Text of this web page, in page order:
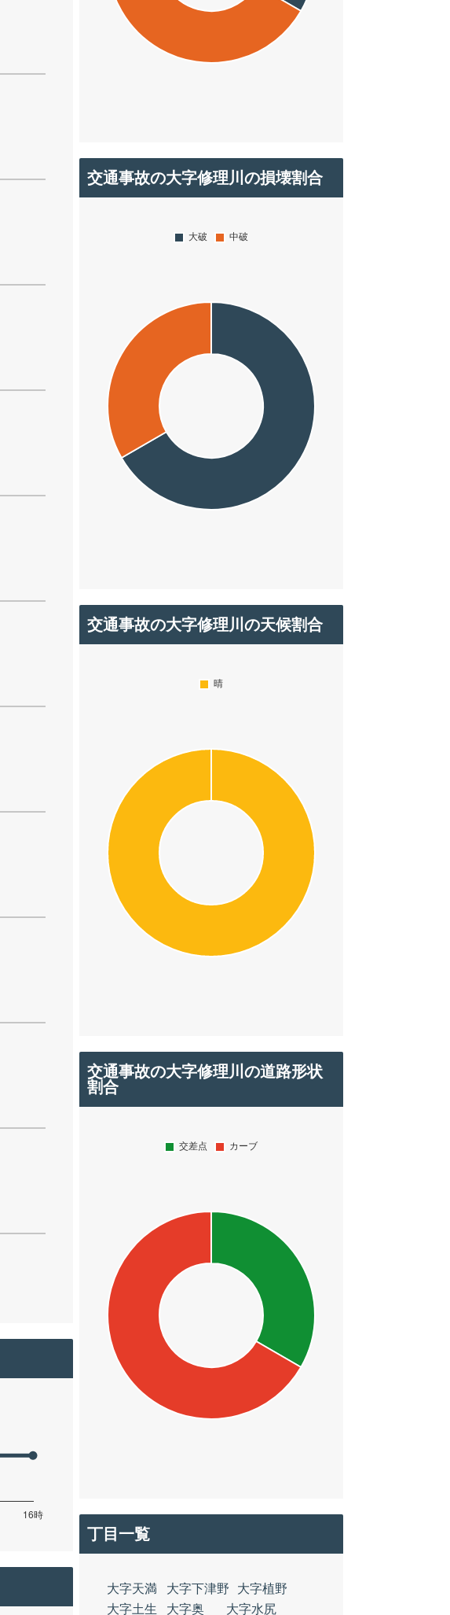
交通事故の大字修理川の損壊割合
交通事故の大字修理川の天候割合
交通事故の大字修理川の道路形状
割合
丁目一覧
大字天満 大字下津野
大字植野
大字土生
大字奥 大字水尻